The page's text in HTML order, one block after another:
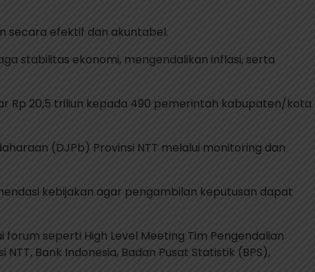
secara efektif dan akuntabel.
stabilitas ekonomi, mengendalikan inflasi, serta
Rp 20,5 triliun kepada 490 pemerintah kabupaten/kota
(DJPb) Provinsi NTT melalui monitoring dan
kebijakan agar pengambilan keputusan dapat
seperti High Level Meeting Tim Pengendalian
Bank Indonesia, Badan Pusat Statistik (BPS),